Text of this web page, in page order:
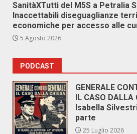
SanitàXTutti del M5S a Petralia
Inaccettabili diseguaglianze
economiche per accesso alle
5 Agosto 2026
PODCAST
GENERALE
IL CASO DALLA
Isabella
parte
25 Luglio 2026